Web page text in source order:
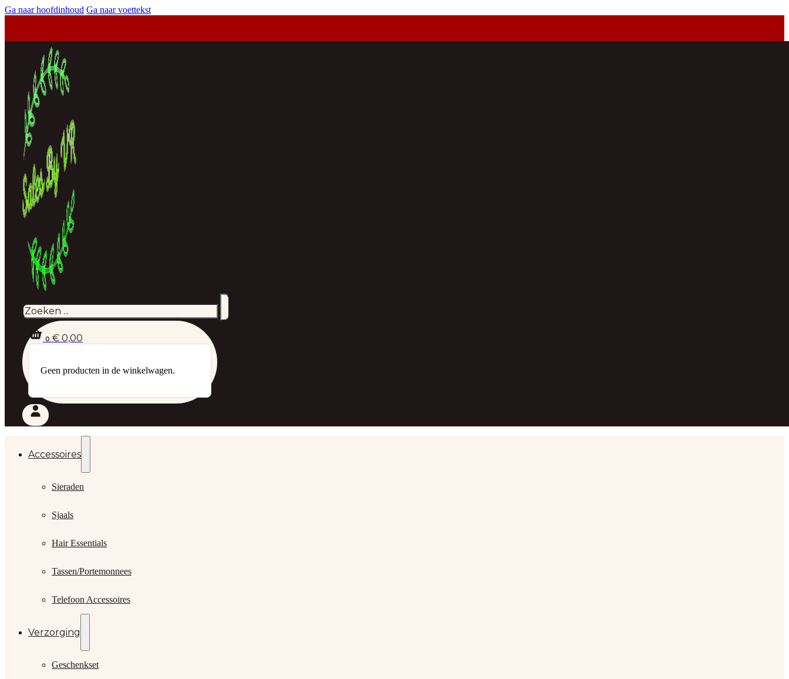
Ga naar hoofdinhoud Ga naar voettekst
0 € 0,00
Geen producten in de winkelwagen.
Accessoires
Sieraden
Sjaals
Hair Essentials
Tassen/Portemonnees
Telefoon Accessoires
Verzorging
Geschenkset